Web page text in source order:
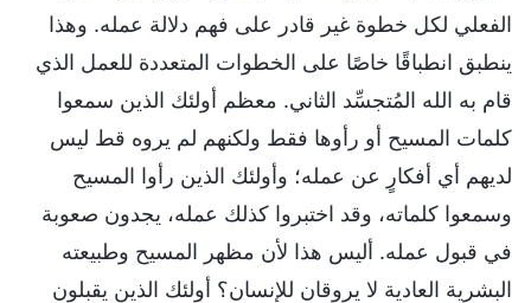
الفعلي لكل خطوة غير قادر على فهم دلالة عمله. وهذا
ينطبق انطباقًا خاصًا على الخطوات المتعددة للعمل الذي
قام به الله المُتجسِّد الثاني. معظم أولئك الذين سمعوا
كلمات المسيح أو رأوها فقط ولكنهم لم يروه قط ليس
لديهم أي أفكارٍ عن عمله؛ وأولئك الذين رأوا المسيح
وسمعوا كلماته، وقد اختبروا كذلك عمله، يجدون صعوبة
في قبول عمله. أليس هذا لأن مظهر المسيح وطبيعته
البشرية العادية لا يروقان للإنسان؟ أولئك الذين يقبلون